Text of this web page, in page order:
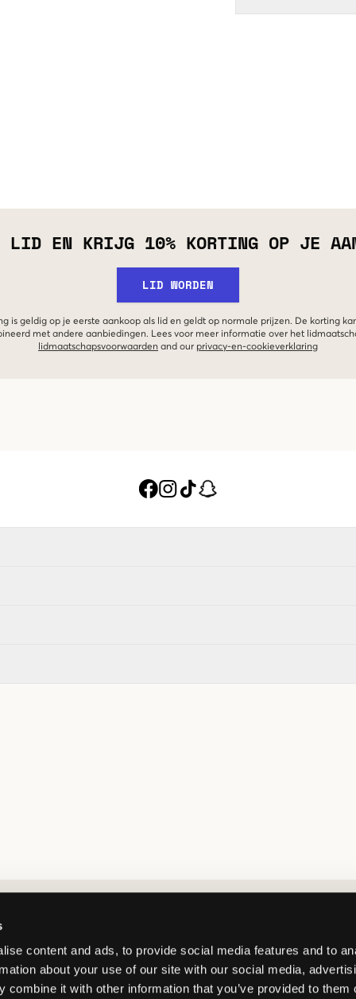
content and ads, to provide social media features and to
about your use of our site with our social media,
combine it with other information that you’ve provided to them
LID EN KRIJG 10% KORTING OP JE
LID WORDEN
is geldig op je eerste aankoop als lid en geldt op normale prijzen. De korting
met andere aanbiedingen. Lees voor meer informatie over het
lidmaatschapsvoorwaarden and our privacy-en-cookieverklaring